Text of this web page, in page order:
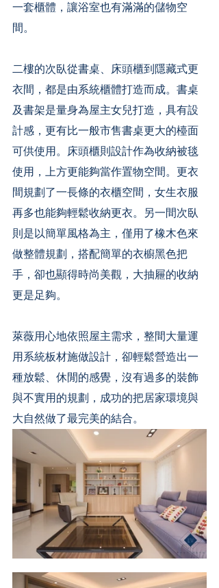
一套櫃體，讓浴室也有滿滿的儲物空
間。
二樓的次臥從書桌、床頭櫃到隱藏式更
衣間，都是由系統櫃體打造而成。書桌
及書架是量身為屋主女兒打造，具有設
計感，更有比一般市售書桌更大的檯面
可供使用。床頭櫃則設計作為收納被毯
使用，上方更能夠當作置物空間。更衣
間規劃了一長條的衣櫃空間，女生衣服
再多也能夠輕鬆收納更衣。另一間次臥
則是以簡單風格為主，僅用了橡木色來
做整體規劃，搭配簡單的衣櫥黑色把
手，卻也顯得時尚美觀，大抽屜的收納
更是足夠。
萊薇用心地依照屋主需求，整間大量運
用系統板材施做設計，卻輕鬆營造出一
種放鬆、休閒的感覺，沒有過多的裝飾
與不實用的規劃，成功的把居家環境與
大自然做了最完美的結合。